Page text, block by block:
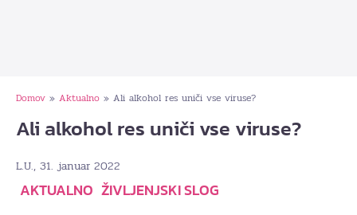
Domov » Aktualno » Ali alkohol res uniči vse viruse?
Ali alkohol res uniči vse viruse?
L.U., 31. januar 2022
AKTUALNO ŽIVLJENJSKI SLOG